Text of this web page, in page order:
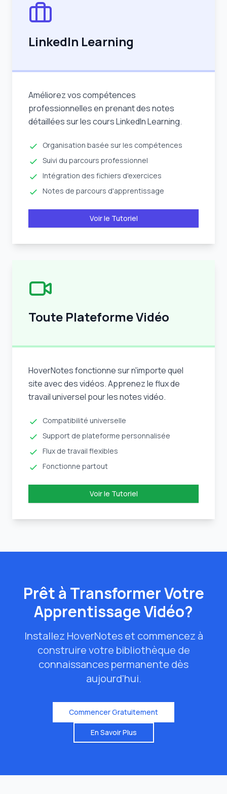
LinkedIn Learning
Améliorez vos compétences
professionnelles en prenant des notes
détaillées sur les cours LinkedIn Learning.
Organisation basée sur les compétences
Suivi du parcours professionnel
Intégration des fichiers d'exercices
Notes de parcours d'apprentissage
Voir le Tutoriel
Toute Plateforme Vidéo
HoverNotes fonctionne sur n'importe quel
site avec des vidéos. Apprenez le flux de
travail universel pour les notes vidéo.
Compatibilité universelle
Support de plateforme personnalisée
Flux de travail flexibles
Fonctionne partout
Voir le Tutoriel
Prêt à Transformer Votre
Apprentissage Vidéo?
Installez HoverNotes et commencez à
construire votre bibliothèque de
connaissances permanente dès
aujourd'hui.
Commencer Gratuitement
En Savoir Plus